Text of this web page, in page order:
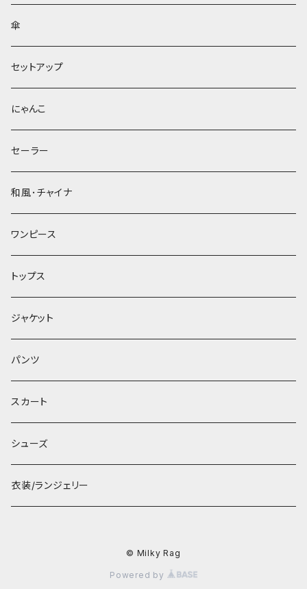
傘
セットアップ
にゃんこ
セーラー
和風･チャイナ
ワンピース
トップス
ジャケット
パンツ
スカート
シューズ
衣装/ランジェリー
© Milky Rag
Powered by